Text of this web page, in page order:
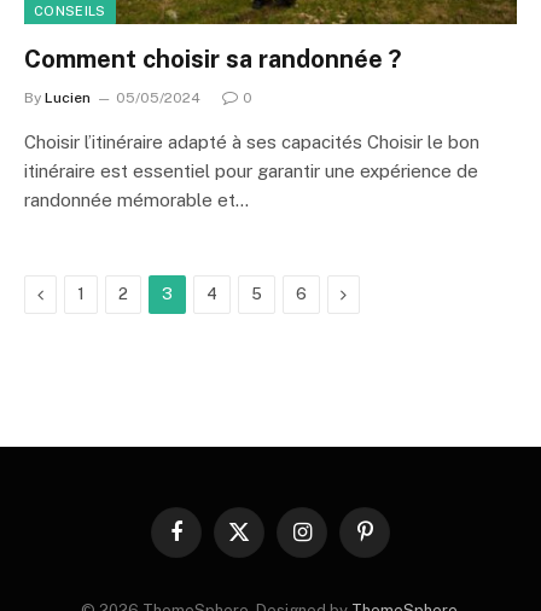
CONSEILS
Comment choisir sa randonnée ?
By Lucien 05/05/2024 0
Choisir l’itinéraire adapté à ses capacités Choisir le bon
itinéraire est essentiel pour garantir une expérience de
randonnée mémorable et…
Previous
1 2 3 4 5 6 Next
Facebook
X
InstagramPinterest